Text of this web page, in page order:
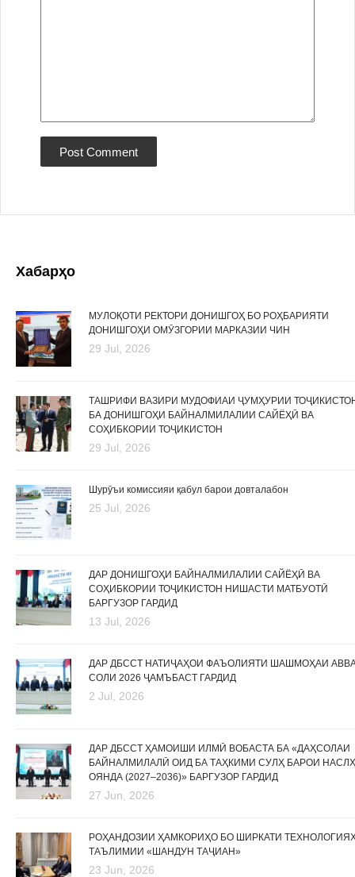
Хабарҳо
МУЛОҚОТИ РЕКТОРИ ДОНИШГОҲ БО РОҲБАРИЯТИ
ДОНИШГОҲИ ОМӮЗГОРИИ МАРКАЗИИ ЧИН
29 Jul, 2026
ТАШРИФИ ВАЗИРИ МУДОФИАИ ҶУМҲУРИИ
БА ДОНИШГОҲИ БАЙНАЛМИЛАЛИИ САЙЁҲӢ ВА
СОҲИБКОРИИ ТОҶИКИСТОН
29 Jul, 2026
Шурӯъи комиссияи қабул барои довталабон
25 Jul, 2026
ДАР ДОНИШГОҲИ БАЙНАЛМИЛАЛИИ САЙЁҲӢ ВА
СОҲИБКОРИИ ТОҶИКИСТОН НИШАСТИ МАТБУОТӢ
БАРГУЗОР ГАРДИД
13 Jul, 2026
ДАР ДБССТ НАТИҶАҲОИ ФАЪОЛИЯТИ ШАШМОҲАИ
СОЛИ 2026 ҶАМЪБАСТ ГАРДИД
2 Jul, 2026
ДАР ДБССТ ҲАМОИШИ ИЛМӢ ВОБАСТА БА «ДАҲСОЛАИ
БАЙНАЛМИЛАЛӢ ОИД БА ТАҲКИМИ СУЛҲ БАРОИ
ОЯНДА (2027–2036)» БАРГУЗОР ГАРДИД
27 Jun, 2026
РОҲАНДОЗИИ ҲАМКОРИҲО БО ШИРКАТИ
ТАЪЛИМИИ «ШАНДУН ТАҶИАН»
23 Jun, 2026